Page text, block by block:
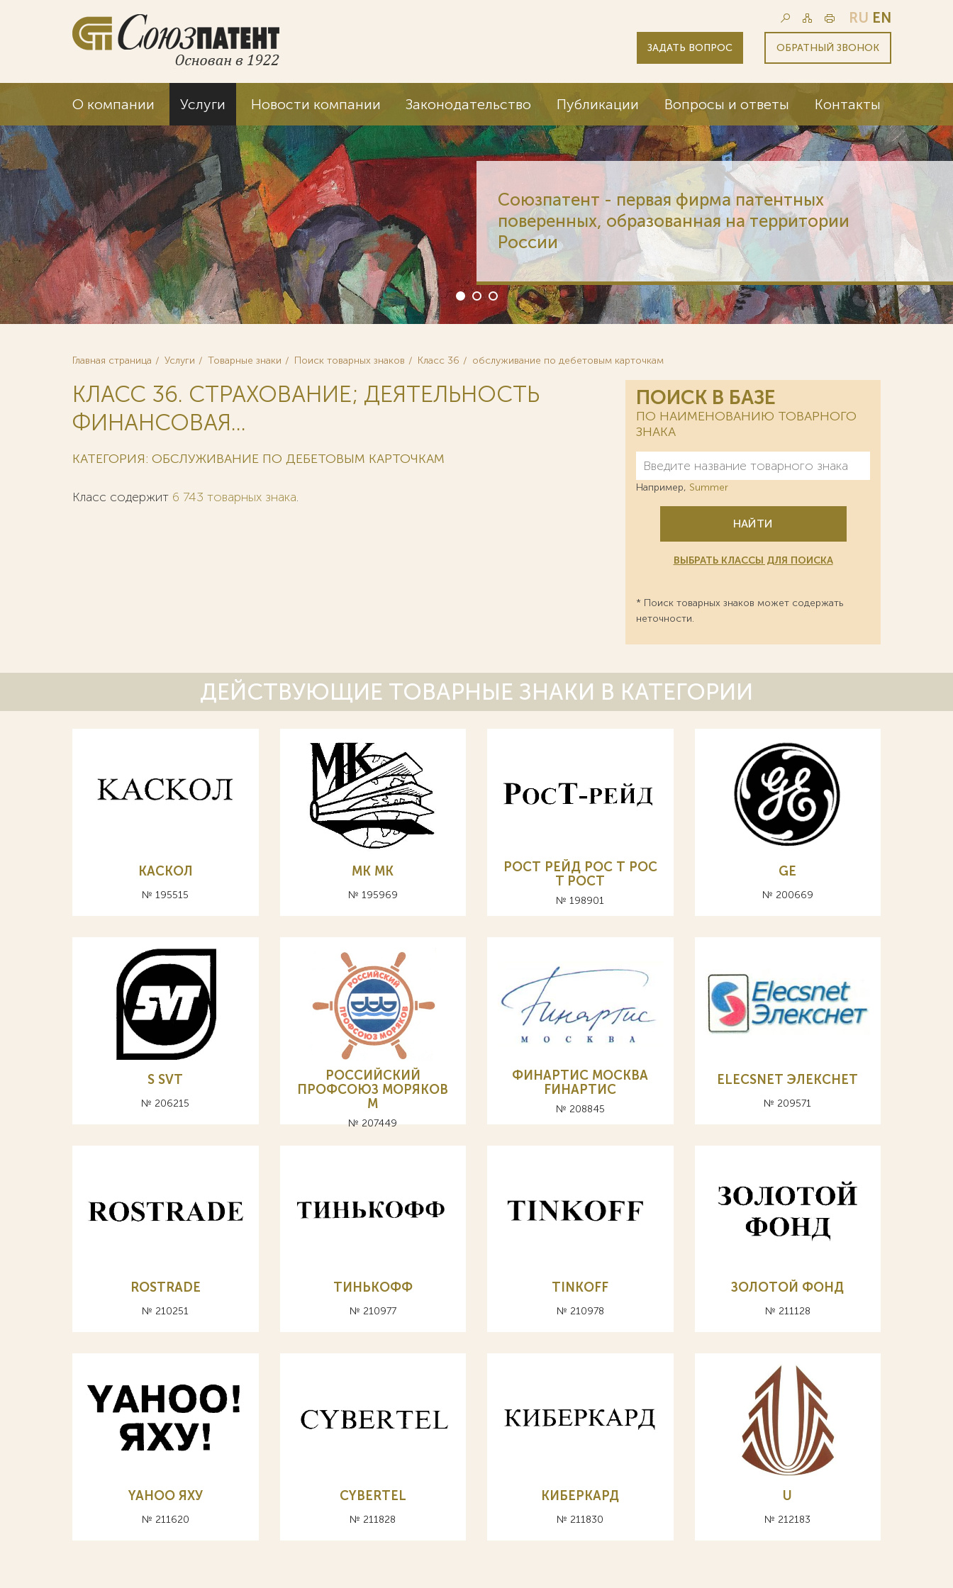
RU EN
ЗАДАТЬ ВОПРОС ОБРАТНЫЙ ЗВОНОК
О компании Услуги Новости компании Законодательство Публикации Вопросы и ответы Контакты
Главная страница Услуги Товарные знаки Поиск товарных знаков Класс 36 обслуживание по дебетовым карточкам
КЛАСС 36. СТРАХОВАНИЕ; ДЕЯТЕЛЬНОСТЬ
ФИНАНСОВАЯ...
КАТЕГОРИЯ: ОБСЛУЖИВАНИЕ ПО ДЕБЕТОВЫМ КАРТОЧКАМ
Класс содержит 6 743 товарных знака.
ПОИСК В БАЗЕ
ПО НАИМЕНОВАНИЮ ТОВАРНОГО
ЗНАКА
Например, Summer
НАЙТИ
ВЫБРАТЬ КЛАССЫ ДЛЯ ПОИСКА
* Поиск товарных знаков может содержать
неточности.
ДЕЙСТВУЮЩИЕ ТОВАРНЫЕ ЗНАКИ В КАТЕГОРИИ
КАСКОЛ
№ 195515
МК MK
№ 195969
РОСТ РЕЙД РОС Т POC
T POCT
№ 198901
GE
№ 200669
S SVT
№ 206215
РОССИЙСКИЙ
ПРОФСОЮЗ МОРЯКОВ
М
№ 207449
ФИНАРТИС МОСКВА
FИНАРТИС
№ 208845
ELECSNET ЭЛЕКСНЕТ
№ 209571
ROSTRADE
№ 210251
ТИНЬКОФФ
№ 210977
TINKOFF
№ 210978
ЗОЛОТОЙ ФОНД
№ 211128
YAHOO ЯХУ
№ 211620
CYBERTEL
№ 211828
КИБЕРКАРД
№ 211830
U
№ 212183